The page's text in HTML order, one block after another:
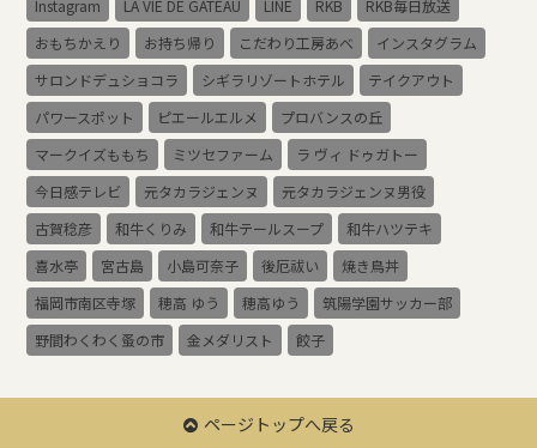
Instagram
LA VIE DE GATEAU LINE RKB
RKB毎日放送
おもちかえり
お持ち帰り こだわり工房あべ
インスタグラム
サロンドデュショコラ
シギラリゾートホテル
テイクアウト
パワースポット
ピエールエルメ
プロバンスの丘
マークイズももち
ミツセファーム
ラ ヴィ ドゥガトー
今日感テレビ
元タカラジェンヌ
元タカラジェンヌ男役
古賀稔彦
和牛くりみ 和牛テールスープ
和牛ハツテキ
喜水亭
宮古島 小島可奈子 後厄祓い
焼き鳥丼
福岡市南区寺塚
穂高 ゆう 穂高ゆう
筑陽学園サッカー部
野間わくわく蚤の市
金メダリスト 餃子
ページトップへ戻る